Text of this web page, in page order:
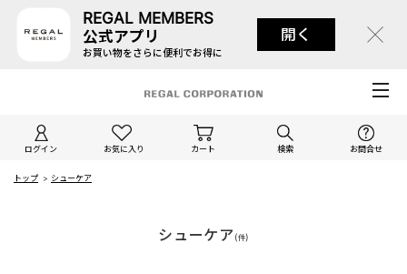
REGAL MEMBERS
公式アプリ
お買い物をさらに便利でお得に
開く
ログイン お気に入り カート 検索 お問合せ
トップ > シューケア
シューケア(件)